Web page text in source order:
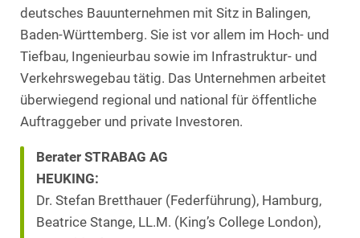
deutsches Bauunternehmen mit Sitz in Balingen,
Baden‑Württemberg. Sie ist vor allem im Hoch‑ und
Tiefbau, Ingenieurbau sowie im Infrastruktur‑ und
Verkehrswegebau tätig. Das Unternehmen arbeitet
überwiegend regional und national für öffentliche
Auftraggeber und private Investoren.
Berater STRABAG AG
HEUKING:
Dr. Stefan Bretthauer (Federführung), Hamburg,
Beatrice Stange, LL.M. (King’s College London),